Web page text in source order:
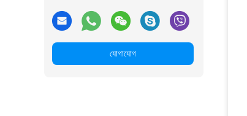
যোগাযোগ